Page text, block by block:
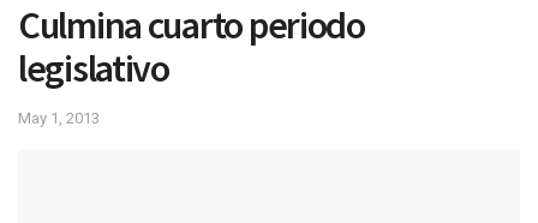
Culmina cuarto periodo
legislativo
May 1, 2013